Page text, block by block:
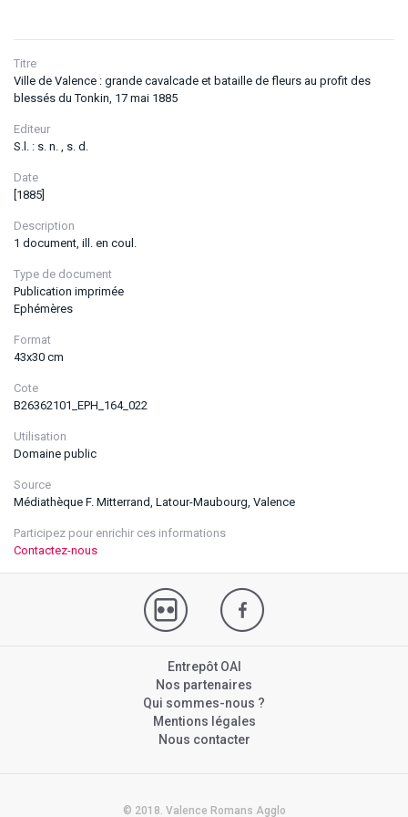
Titre
Ville de Valence : grande cavalcade et bataille de fleurs au profit des
blessés du Tonkin, 17 mai 1885
Editeur
S.l. : s. n. , s. d.
Date
[1885]
Description
1 document, ill. en coul.
Type de document
Publication imprimée
Ephémères
Format
43x30 cm
Cote
B26362101_EPH_164_022
Utilisation
Domaine public
Source
Médiathèque F. Mitterrand, Latour-Maubourg, Valence
Participez pour enrichir ces informations
Contactez-nous
Entrepôt OAI
Nos partenaires
Qui sommes-nous ?
Mentions légales
Nous contacter
© 2018. Valence Romans Agglo